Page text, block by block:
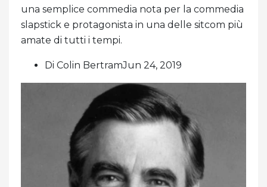
una semplice commedia nota per la commedia
slapstick e protagonista in una delle sitcom più
amate di tutti i tempi.
Di Colin BertramJun 24, 2019